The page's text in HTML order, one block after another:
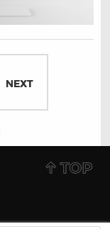
NEXT